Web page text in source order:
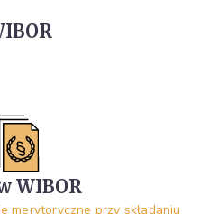
WIBOR
merytoryczne przy składaniu